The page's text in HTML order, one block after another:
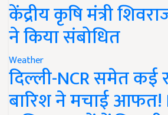
केंद्रीय कृषि मंत्री
ने किया संबोधित
Weather
दिल्ली-NCR समेत कई
बारिश ने मचाई आफत!